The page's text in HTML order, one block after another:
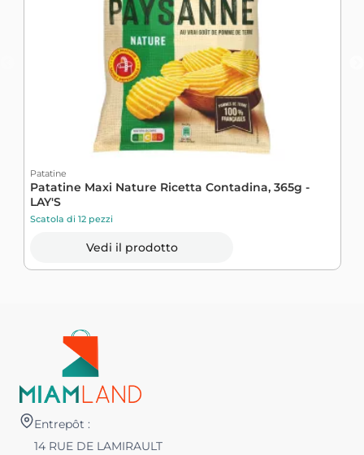
Patatine
Patatine Maxi Nature Ricetta Contadina, 365g -
LAY'S
Scatola di 12 pezzi
Vedi il prodotto
Entrepôt :
14 RUE DE LAMIRAULT